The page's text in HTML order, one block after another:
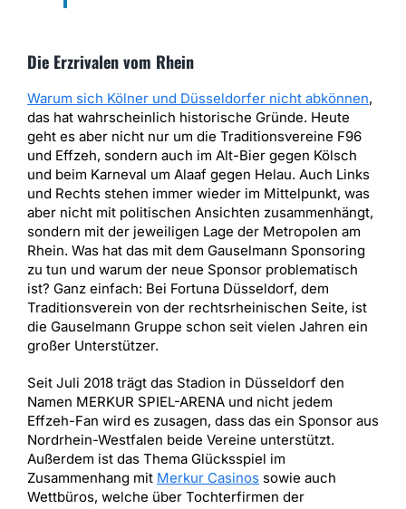
Die Erzrivalen vom Rhein
Warum sich Kölner und Düsseldorfer nicht abkönnen,
das hat wahrscheinlich historische Gründe. Heute
geht es aber nicht nur um die Traditionsvereine F96
und Effzeh, sondern auch im Alt-Bier gegen Kölsch
und beim Karneval um Alaaf gegen Helau. Auch Links
und Rechts stehen immer wieder im Mittelpunkt, was
aber nicht mit politischen Ansichten zusammenhängt,
sondern mit der jeweiligen Lage der Metropolen am
Rhein. Was hat das mit dem Gauselmann Sponsoring
zu tun und warum der neue Sponsor problematisch
ist? Ganz einfach: Bei Fortuna Düsseldorf, dem
Traditionsverein von der rechtsrheinischen Seite, ist
die Gauselmann Gruppe schon seit vielen Jahren ein
großer Unterstützer.
Seit Juli 2018 trägt das Stadion in Düsseldorf den
Namen MERKUR SPIEL-ARENA und nicht jedem
Effzeh-Fan wird es zusagen, dass das ein Sponsor aus
Nordrhein-Westfalen beide Vereine unterstützt.
Außerdem ist das Thema Glücksspiel im
Zusammenhang mit Merkur Casinossowie auch
Wettbüros, welche über Tochterfirmen der